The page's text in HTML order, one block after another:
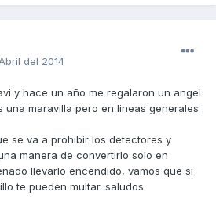
del 2014
y hace un año me regalaron un angel
una maravilla pero en lineas generales
se va a prohibir los detectores y
manera de convertirlo solo en
llevarlo encendido, vamos que si
te pueden multar. saludos